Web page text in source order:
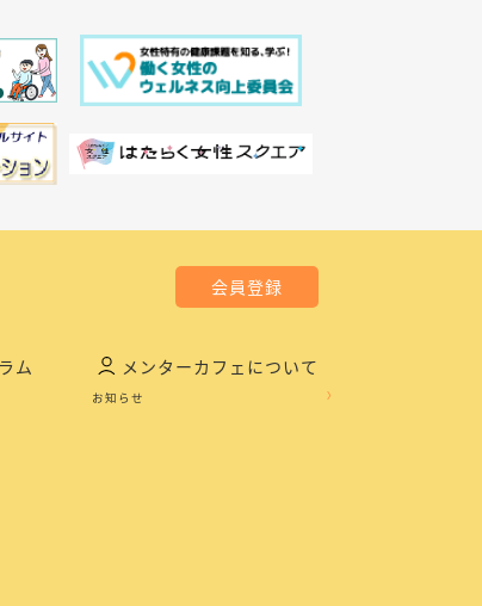
会員登録
ム メンターカフェについて
お知らせ